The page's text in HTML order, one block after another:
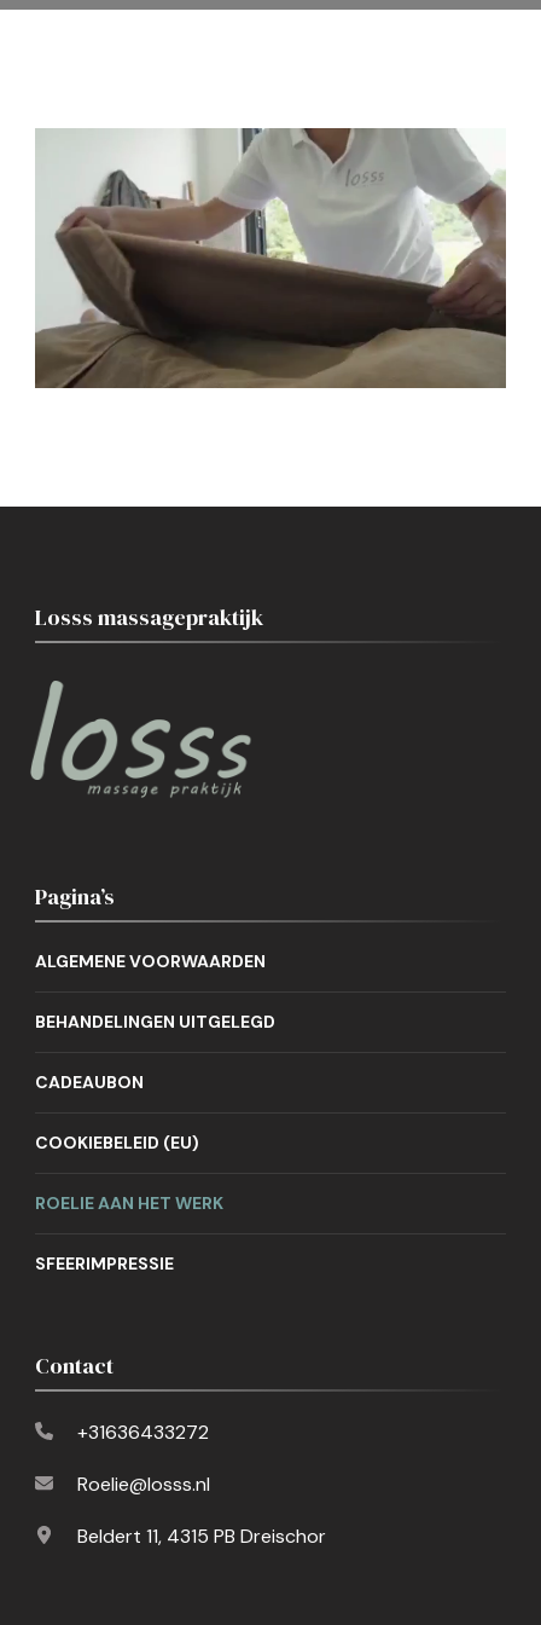
Losss massagepraktijk
Pagina’s
ALGEMENE VOORWAARDEN
BEHANDELINGEN UITGELEGD
CADEAUBON
COOKIEBELEID (EU)
ROELIE AAN HET WERK
SFEERIMPRESSIE
Contact
+31636433272
Roelie@losss.nl
Beldert 11, 4315 PB Dreischor